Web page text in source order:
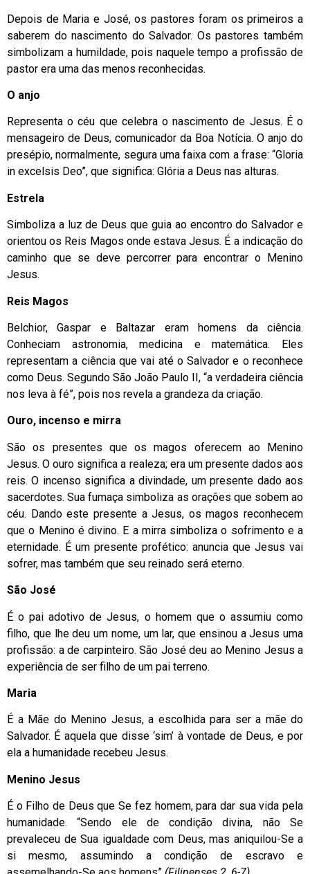
Depois de Maria e José, os pastores foram os primeiros a
saberem do nascimento do Salvador. Os pastores também
simbolizam a humildade, pois naquele tempo a profissão de
pastor era uma das menos reconhecidas.
O anjo
Representa o céu que celebra o nascimento de Jesus. É o
mensageiro de Deus, comunicador da Boa Notícia. O anjo do
presépio, normalmente, segura uma faixa com a frase: “Gloria
in excelsis Deo”, que significa: Glória a Deus nas alturas.
Estrela
Simboliza a luz de Deus que guia ao encontro do Salvador e
orientou os Reis Magos onde estava Jesus. É a indicação do
caminho que se deve percorrer para encontrar o Menino
Jesus.
Reis Magos
Belchior, Gaspar e Baltazar eram homens da ciência.
Conheciam astronomia, medicina e matemática. Eles
representam a ciência que vai até o Salvador e o reconhece
como Deus. Segundo São João Paulo II, “a verdadeira ciência
nos leva à fé”, pois nos revela a grandeza da criação.
Ouro, incenso e mirra
São os presentes que os magos oferecem ao Menino
Jesus. O ouro significa a realeza; era um presente dados aos
reis. O incenso significa a divindade, um presente dado aos
sacerdotes. Sua fumaça simboliza as orações que sobem ao
céu. Dando este presente a Jesus, os magos reconhecem
que o Menino é divino. E a mirra simboliza o sofrimento e a
eternidade. É um presente profético: anuncia que Jesus vai
sofrer, mas também que seu reinado será eterno.
São José
É o pai adotivo de Jesus, o homem que o assumiu como
filho, que lhe deu um nome, um lar, que ensinou a Jesus uma
profissão: a de carpinteiro. São José deu ao Menino Jesus a
experiência de ser filho de um pai terreno.
Maria
É a Mãe do Menino Jesus, a escolhida para ser a mãe do
Salvador. É aquela que disse ‘sim’ à vontade de Deus, e por
ela a humanidade recebeu Jesus.
Menino Jesus
É o Filho de Deus que Se fez homem, para dar sua vida pela
humanidade. “Sendo ele de condição divina, não Se
prevaleceu de Sua igualdade com Deus, mas aniquilou-Se a
si mesmo, assumindo a condição de escravo e